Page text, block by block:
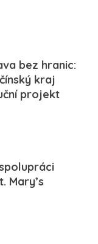
bez hranic:
kraj
projekt
Mary’s